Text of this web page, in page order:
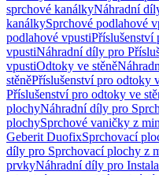
sprchové kanálkyNáhradní
kanálkySprchové podlahové
podlahové vpustiPříslušenství
vpustiNáhradní díly pro
vpustiOdtoky ve stěně
stěněPříslušenství pro odtoky
Příslušenství pro odtoky ve
plochyNáhradní díly pro
plochySprchové vaničky z
Geberit DuofixSprchovací
díly pro Sprchovací plochy z
prvkyNáhradní díly pro